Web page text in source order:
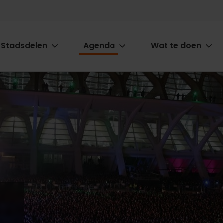
Stadsdelen Agenda Wat te doen